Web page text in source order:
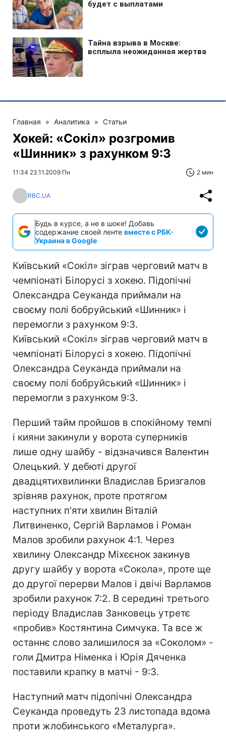
Главная » Аналитика » Статьи
Хокей: «Сокіл» розгромив
«Шинник» з рахунком 9:3
11:34 23.11.2009 Пн 2 мин
RBC.UA
Будь в курсе, а не в шоке! Добавь
содержание своей ленте вместе с РБК-
Украина в Google
Київський «Сокіл» зіграв черговий матч в
чемпіонаті Білорусі з хокею. Підопічні
Олександра Сеуканда приймали на
своєму полі бобруйський «Шинник» і
перемогли з рахунком 9:3.
Київський «Сокіл» зіграв черговий матч в
чемпіонаті Білорусі з хокею. Підопічні
Олександра Сеуканда приймали на
своєму полі бобруйський «Шинник» і
перемогли з рахунком 9:3.
Перший тайм пройшов в спокійному темпі
і кияни закинули у ворота суперників
лише одну шайбу - відзначився Валентин
Олецький. У дебюті другої
двадцятихвилинки Владислав Бризгалов
зрівняв рахунок, проте протягом
наступних п'яти хвилин Віталій
Литвиненко, Сергій Варламов і Роман
Малов зробили рахунок 4:1. Через
хвилину Олександр Міхєєнок закинув
другу шайбу у ворота «Сокола», проте ще
до другої перерви Малов і двічі Варламов
зробили рахунок 7:2. В середині третього
періоду Владислав Занковець утретє
«пробив» Костянтина Симчука. Та все ж
останнє слово залишилося за «Соколом» -
голи Дмитра Німенка і Юрія Дяченка
поставили крапку в матчі - 9:3.
Наступний матч підопічні Олександра
Сеуканда проведуть 23 листопада вдома
проти жлобинського «Металурга».